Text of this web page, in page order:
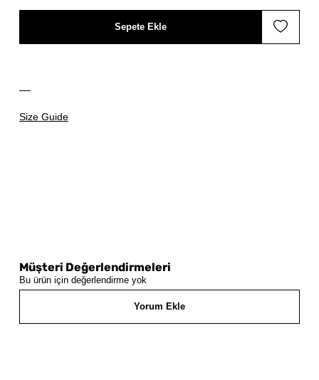
Size Guide
Sepete Ekle
Müşteri Değerlendirmeleri
Bu ürün için değerlendirme yok
Yorum Ekle